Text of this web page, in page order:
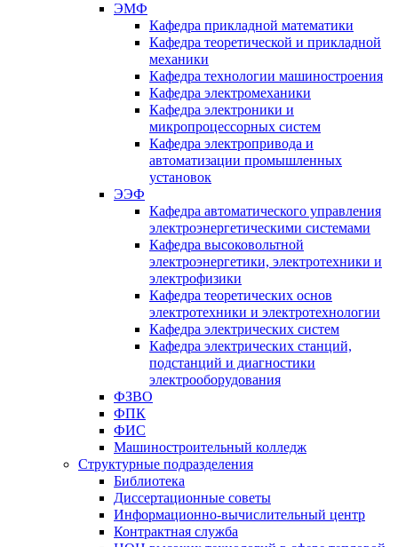
ЭМФ
Кафедра прикладной математики
Кафедра теоретической и прикладной
механики
Кафедра технологии машиностроения
Кафедра электромеханики
Кафедра электроники и
микропроцессорных систем
Кафедра электропривода и
автоматизации промышленных
установок
ЭЭФ
Кафедра автоматического управления
электроэнергетическими системами
Кафедра высоковольтной
электроэнергетики, электротехники и
электрофизики
Кафедра теоретических основ
электротехники и электротехнологии
Кафедра электрических систем
Кафедра электрических станций,
подстанций и диагностики
электрооборудования
ФЗВО
ФПК
ФИС
Машиностроительный колледж
Структурные подразделения
Библиотека
Диссертационные советы
Информационно-вычислительный центр
Контрактная служба